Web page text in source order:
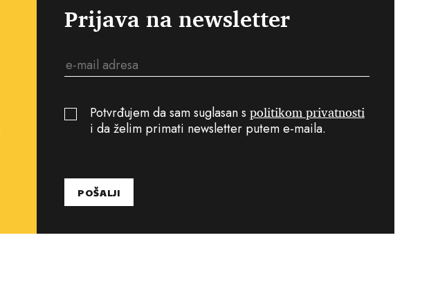
Prijava na newsletter
Potvrđujem da sam suglasan s politikom privatnosti
i da želim primati newsletter putem e-maila.